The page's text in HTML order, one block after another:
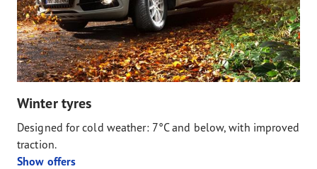
Winter tyres
Designed for cold weather: 7°C and below, with improved
traction.
Show offers